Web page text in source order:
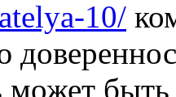
10/
может